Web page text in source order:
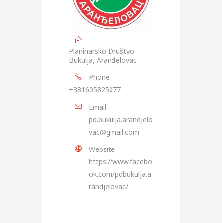
Planinarsko Društvo
Bukulja, Aranđelovac
Phone
+381605825077
Email
pd.bukulja.arandjelo
vac@gmail.com
Website
https://www.facebo
ok.com/pdbukulja.a
randjelovac/